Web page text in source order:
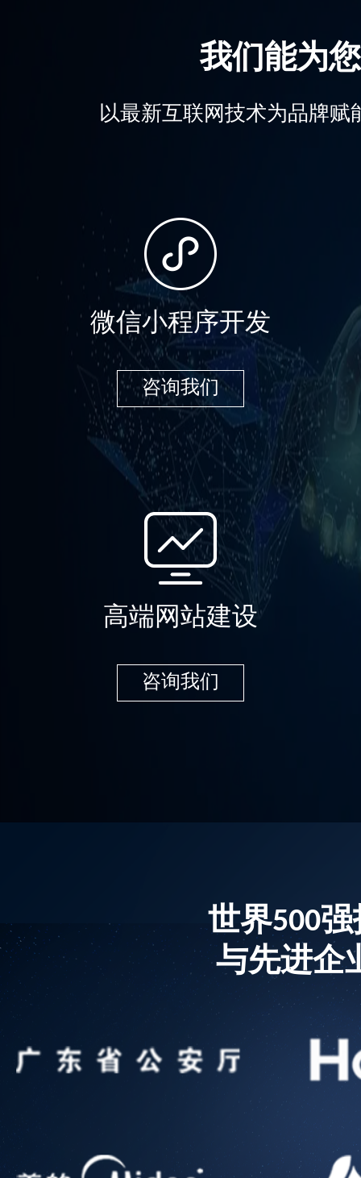
我们能为
以最新互联网技术为品牌
微信小程序开发
咨询我们
高端网站建设
咨询我们
世界500
与先进企